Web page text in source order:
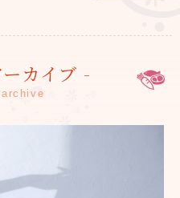
カイブ -